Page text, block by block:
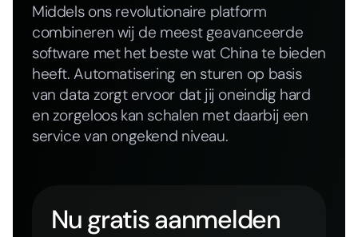
Middels ons revolutionaire platform
combineren wij de meest geavanceerde
software met het beste wat China te bieden
heeft. Automatisering en sturen op basis
van data zorgt ervoor dat jij oneindig hard
en zorgeloos kan schalen met daarbij een
service van ongekend niveau.
Nu gratis aanmelden